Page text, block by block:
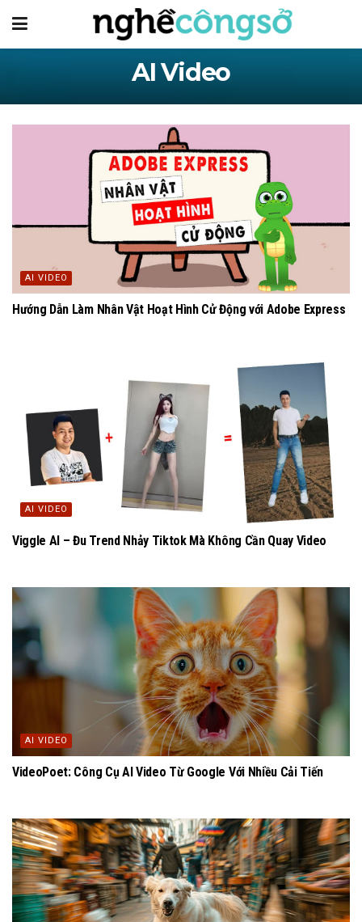
AI Video
AI VIDEO
Hướng Dẫn Làm Nhân Vật Hoạt Hình Cử Động với Adobe Express
AI VIDEO
Viggle AI – Đu Trend Nhảy Tiktok Mà Không Cần Quay Video
AI VIDEO
VideoPoet: Công Cụ AI Video Từ Google Với Nhiều Cải Tiến